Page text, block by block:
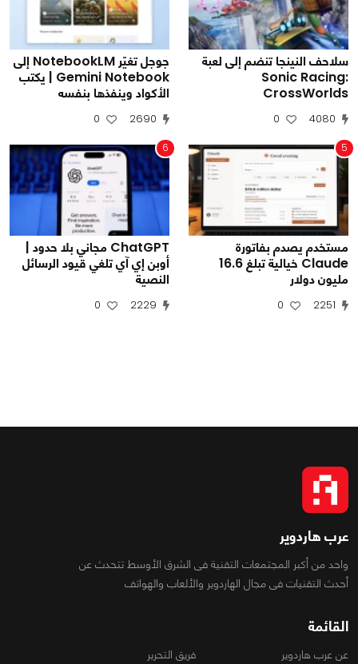
سلاحف النينجا تنضم إلى لعبة
Sonic Racing:
CrossWorlds
4080
0
جوجل تغيّر NotebookLM إلى
Gemini Notebook | يكتب
الأكواد وينفذها بنفسه
2690
0
5
مستخدم يصدم بفاتورة
Claude خيالية تبلغ 16.6
مليون دولار
2251
0
6
ChatGPT مجاني بلا حدود |
أوبن إي آي تلغي قيود الرسائل
النصية
2229
0
عرب هاردوير
واحد من أكبر المجتمعات التقنية فى الشرق الأوسط تتحدث عن
أحدث التقنيات فى مجال الهاردوير والألعاب والهواتف
القائمة
عن عرب هاردوير فريق التحرير